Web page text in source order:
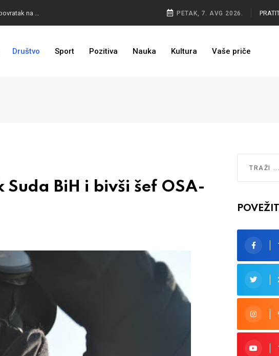
PETAK, 7. AVG 2026.
Društvo Sport Pozitiva Nauka Kultura Vaše priče
Suda BiH i bivši šef OSA-
Type 2 or